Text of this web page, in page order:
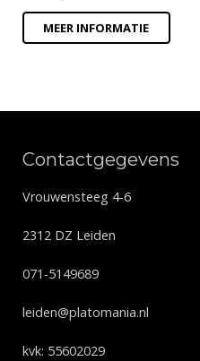
MEER INFORMATIE
Contactgegevens
Vrouwensteeg 4-6
2312 DZ Leiden
071-5149689
leiden@platomania.nl
kvk: 55602029